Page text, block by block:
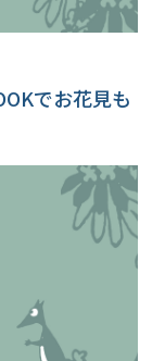
でお花見も